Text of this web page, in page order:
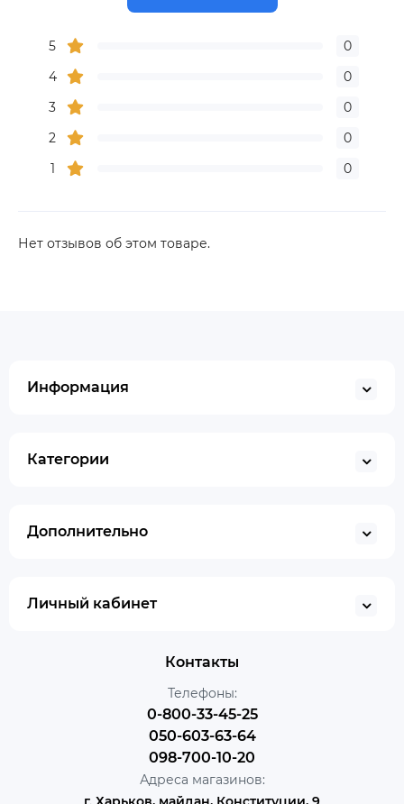
5
0
4
0
3
0
2
0
1
0
Нет отзывов об этом товаре.
Информация
Категории
Дополнительно
Личный кабинет
Контакты
Телефоны:
0-800-33-45-25
050-603-63-64
098-700-10-20
Адреса магазинов: